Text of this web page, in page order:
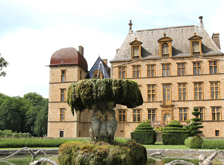
2018
"SERRONS NOUS LES COUDES, LE MAL RÔDE"